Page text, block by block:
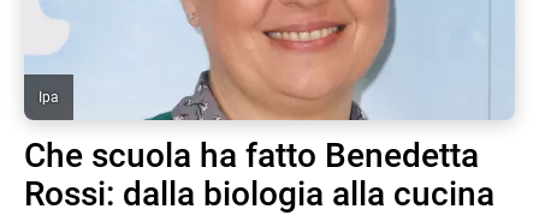
Ipa
Che scuola ha fatto Benedetta
Rossi: dalla biologia alla cucina